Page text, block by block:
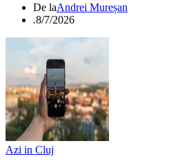
De laAndrei Mureșan
.8/7/2026
Azi in Cluj